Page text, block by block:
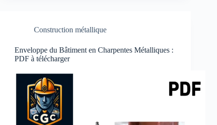
Construction métallique
Enveloppe du Bâtiment en Charpentes Métalliques :
PDF à télécharger